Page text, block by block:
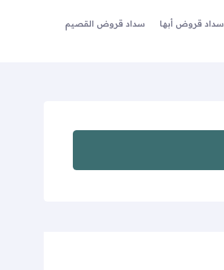
سداد قروض أبها
سداد قروض القصيم